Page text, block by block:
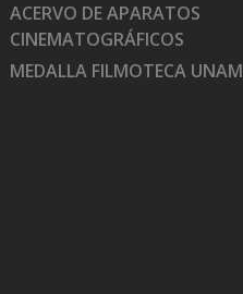
ACERVO DE APARATOS
CINEMATOGRÁFICOS
MEDALLA FILMOTECA UNAM